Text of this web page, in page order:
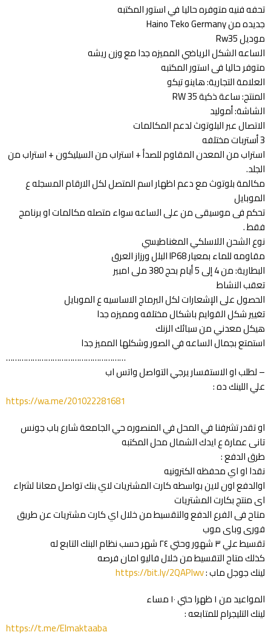
تحفه فنيه متوفره حاليا في استور المكتبه
جديده من Haino Teko Germany
موديل Rw35
الساعه الشكل الرياضي المميزه جدا مع وزن ريشه
متوفر حاليا فى استور المكتبه
العلامة التجارية: هاينو تيكو
المنتج: ساعة ذكية RW 35
الشاشة: أموليد
الاتصال عبر البلوتوث لدعم المكالمات
3 أستربات مختلفه
استراب من المعدن المقاوم للصدأ + استراب من السيليكون + استراب من
الجلد.
مكالمة بلوتوث مع دعم اظهار اسم المتصل لكل الارقام المسجله ع
الموبايل
تحكم فى موسيقى من على الساعه سواء متصله مكالمات او برنامج
فقط .
نوع الشحن اللاسلكي المغناطيسي
مقاومه للماء بمعيار IP68 البلل ورزاز العرق
البطارية: من 4 إلى 5 أيام بحج 380 ملى امبير
تعقب النشاط
الحصول على الإشعارات لكل البرماج الاساسيه ع الموبايل
تغيير شكل القوايم باشكال مختلفه ومميزه جدا
هيكل معدني من سبائك الزنك
استمتع بجمال الساعه في الصور وشكلها المميز جدا
………………………………………………
– لطلب او الاستفسار يرجي التواصل واتس اب
علي اللينك ده :
https://wa.me/201022281681
او تقدر تشرفنا في المحل في المنصوره حي الجامعة شارع باب جونس
تانى عمارة ع ايدك الشمال محل المكتبه
طرق الدفع :
نقدا او اي محفظه الكترونيه
اوالدفع اون لاين بواسطه كارت المشتريات لاي بنك تواصل معانا لشراء
اى منتج بكارت المشتريات
متاح فى الفرع الدفع والتقسيط من خلال اي كارت مشتريات عن طريق
فورى وباى موب
تقسيط علي ٣ شهور وحتي ٢٤ شهر حسب نظام البنك التابع له
كذلك متاح التقسيط من خلال فاليو امان فرصه
لينك جوجل ماب :https://bit.ly/2QAPlwv
المواعيد من ١ ظهرا حتي ١٠ مساء
لينك التليجرام للمتابعه :
https://t.me/Elmaktaaba